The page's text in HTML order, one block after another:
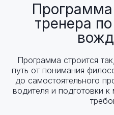
Программа
тренера
Программа строится
путь от понимания
до самостоятельного
водителя и подготовки